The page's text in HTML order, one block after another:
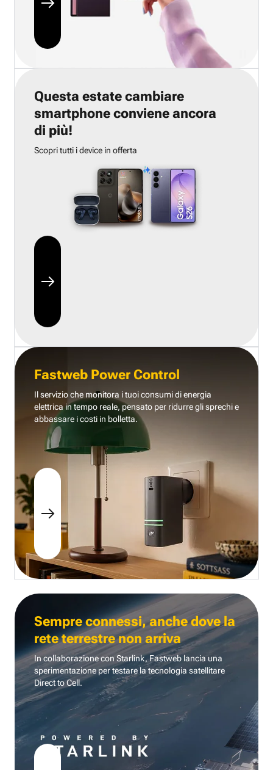
Questa estate cambiare
smartphone conviene ancora
di più!
Scopri tutti i device in offerta
Fastweb Power Control
Il servizio che monitora i tuoi consumi di energia
elettrica in tempo reale, pensato per ridurre gli sprechi e
abbassare i costi in bolletta.
Sempre connessi, anche dove la
rete terrestre non arriva
In collaborazione con Starlink, Fastweb lancia una
sperimentazione per testare la tecnologia satellitare
Direct to Cell.